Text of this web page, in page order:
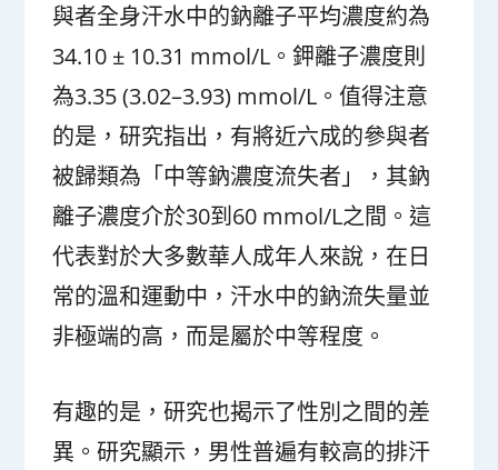
與者全身汗水中的鈉離子平均濃度約為
34.10 ± 10.31 mmol/L。鉀離子濃度則
為3.35 (3.02–3.93) mmol/L。值得注意
的是，研究指出，有將近六成的參與者
被歸類為「中等鈉濃度流失者」，其鈉
離子濃度介於30到60 mmol/L之間。這
代表對於大多數華人成年人來說，在日
常的溫和運動中，汗水中的鈉流失量並
非極端的高，而是屬於中等程度。
有趣的是，研究也揭示了性別之間的差
異。研究顯示，男性普遍有較高的排汗